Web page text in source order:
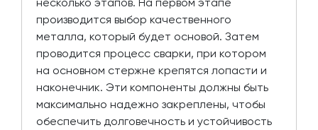
производится выбор качественного
металла, который будет основой. Затем
проводится процесс сварки, при котором
на основном стержне крепятся лопасти и
наконечник. Эти компоненты должны быть
максимально надежно закреплены, чтобы
обеспечить долговечность и устойчивость